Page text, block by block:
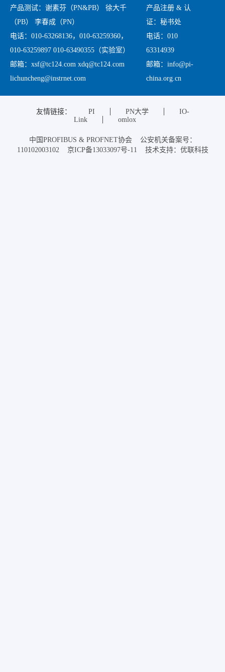
产品测试：谢素芬（PN&PB） 徐大千
（PB） 李春成（PN）
电话：010-63268136，010-63259360，
010-63259897 010-63490355（实验室）
邮箱：xsf@tc124.com xdq@tc124.com
lichuncheng@instrnet.com
产品注册 & 认
证：秘书处
电话：010
63314939
邮箱：info@pi-
china.org.cn
友情链接： PI PN大学
IO-
Link
omlox
中国PROFIBUS & PROFNET协会 公安机关备案号：
110102003102 京ICP备13033097号-11 技术支持：优联科技